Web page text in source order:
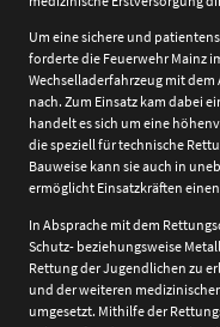
Um eine sichere und
forderte die Feuerwehr Mainz
Wechselladerfahrzeug mit
nach. Zum Einsatz kam dabei
handelt es sich um eine
die speziell für technische
Bauweise kann sie auch in
ermöglicht Einsatzkräften
In Absprache mit dem
Schutz- beziehungsweise
Rettung der Jugendlichen zu
und der weiteren
umgesetzt. Mithilfe der